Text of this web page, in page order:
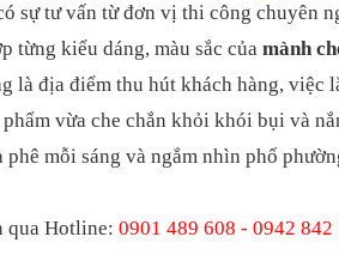
sự tư vấn từ đơn vị thi công chuyên
từng kiểu dáng, màu sắc củamành
là địa điểm thu hút khách hàng, việc
vừa che chắn khỏi khói bụi và
mỗi sáng và ngắm nhìn phố
qua Hotline:0901 489 608 - 0942 842